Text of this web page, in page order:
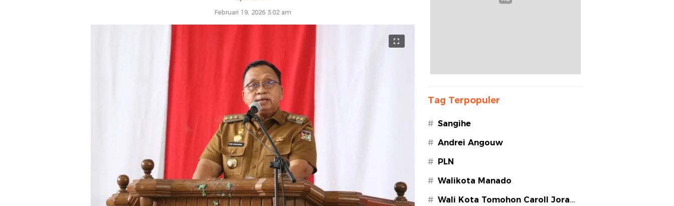
Februari 19, 2026 3:02 am
Tag Terpopuler
# Sangihe
# Andrei Angouw
# PLN
# Walikota Manado
# Wali Kota Tomohon Caroll Joram